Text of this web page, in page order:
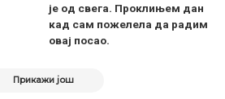
је од свега. Проклињем дан
кад сам пожелела да радим
овај посао.
Прикажи још